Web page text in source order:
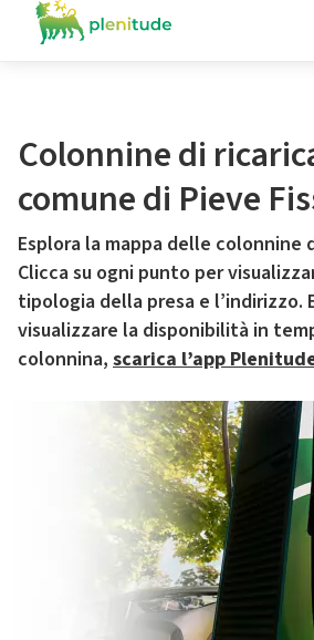
Colonnine di
comune di Pieve
Esplora la mappa delle colonnine
Clicca su ogni punto per
tipologia della presa e l’indirizzo.
visualizzare la disponibilità in
colonnina, scarica l’app